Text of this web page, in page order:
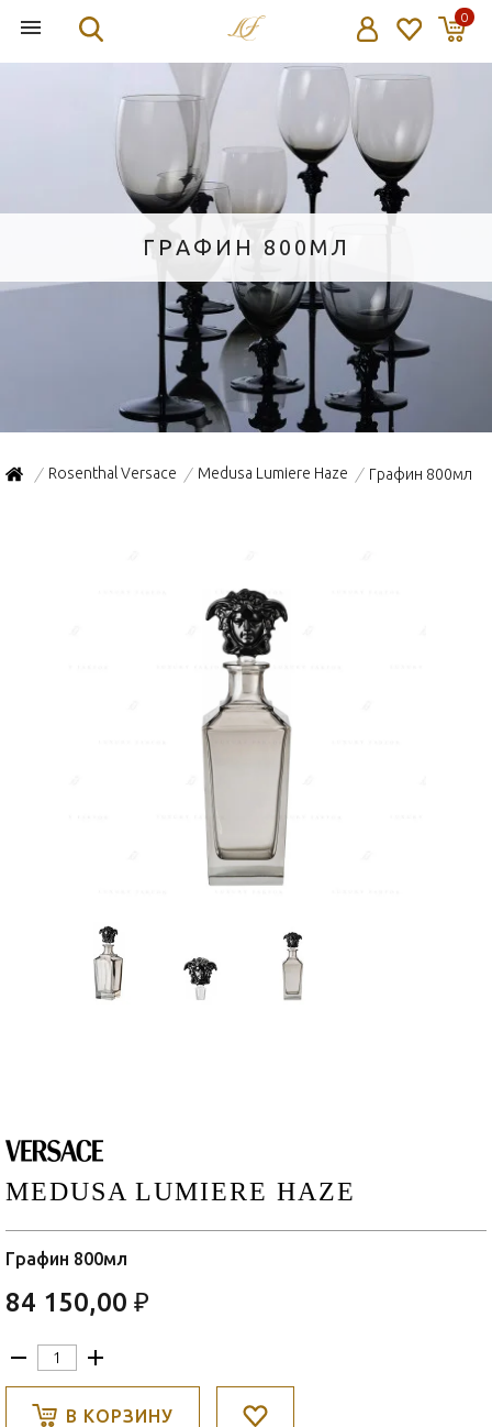
0
ГРАФИН 800МЛ
/ Rosenthal Versace / Medusa Lumiere Haze / Графин 800мл
MEDUSA LUMIERE HAZE
Графин 800мл
84 150,00 ₽
В КОРЗИНУ